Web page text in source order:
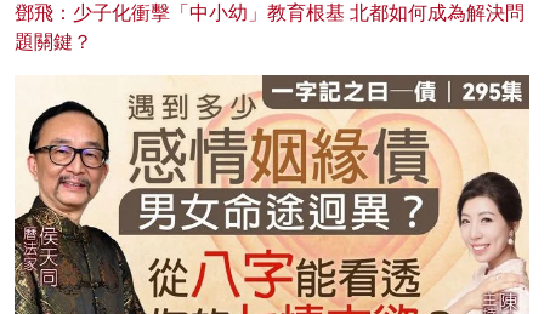
鄧飛：少子化衝擊「中小幼」教育根基 北都如何成為解決問
題關鍵？